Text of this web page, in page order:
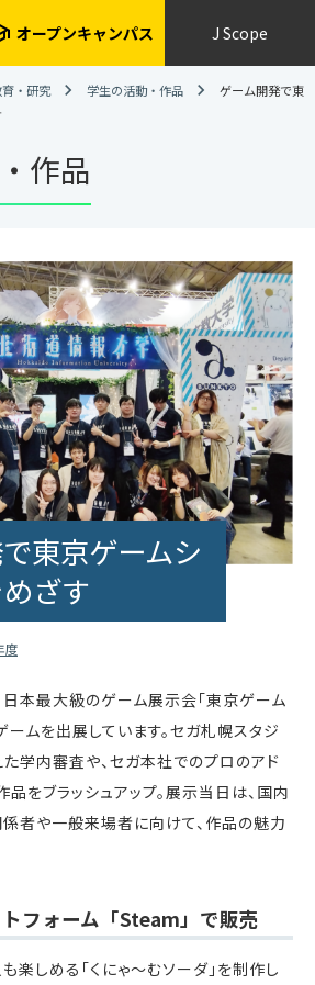
オープンキャンパス J Scope
・研究 学生の活動・作品
ゲーム開発で東
作品
東京ゲームシ
ざす
度
本最大級のゲーム展示会「東京ゲーム
ームを出展しています。セガ札幌スタジ
学内審査や、セガ本社でのプロのアド
品をブラッシュアップ。展示当日は、国内
者や一般来場者に向けて、作品の魅力
フォーム「Steam」で販売
楽しめる「くにゃ～むソーダ」を制作し